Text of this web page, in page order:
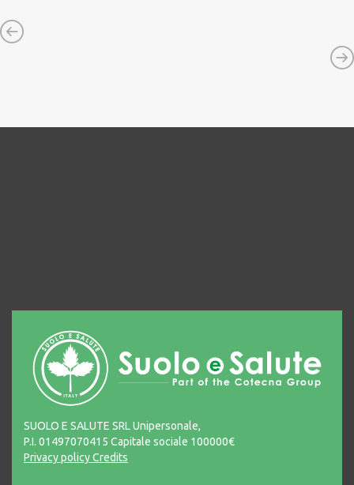
SUOLO E SALUTE SRL Unipersonale,
P.I. 01497070415 Capitale sociale 100000€
Privacy policyCredits